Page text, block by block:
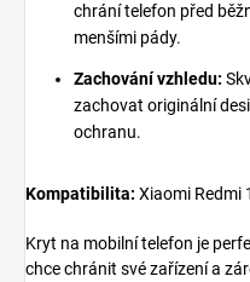
chrání telefon před
menšími pády.
Zachování vzhledu:
zachovat originální
ochranu.
Kompatibilita: Xiaomi Redmi
Kryt na mobilní telefon je
chce chránit své zařízení a